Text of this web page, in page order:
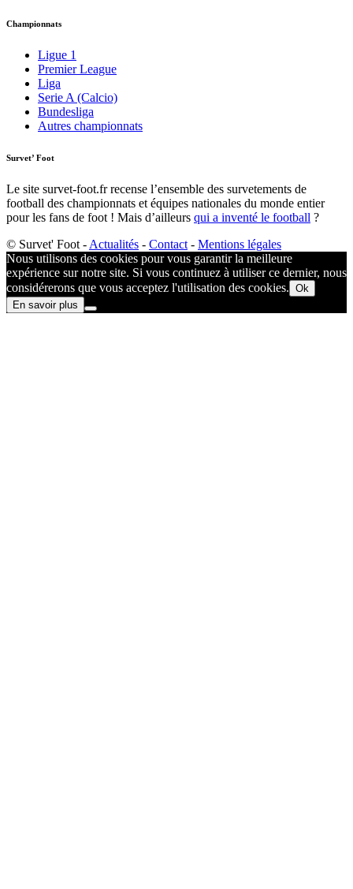
Championnats
Ligue 1
Premier League
Liga
Serie A (Calcio)
Bundesliga
Autres championnats
Survet’ Foot
Le site survet-foot.fr recense l’ensemble des survetements de
football des championnats et équipes nationales du monde entier
pour les fans de foot ! Mais d’ailleurs qui a inventé le football ?​
© Survet' Foot - Actualités - Contact - Mentions légales
Nous utilisons des cookies pour vous garantir la meilleure
expérience sur notre site. Si vous continuez à utiliser ce dernier, nous
considérerons que vous acceptez l'utilisation des cookies. Ok
En savoir plus